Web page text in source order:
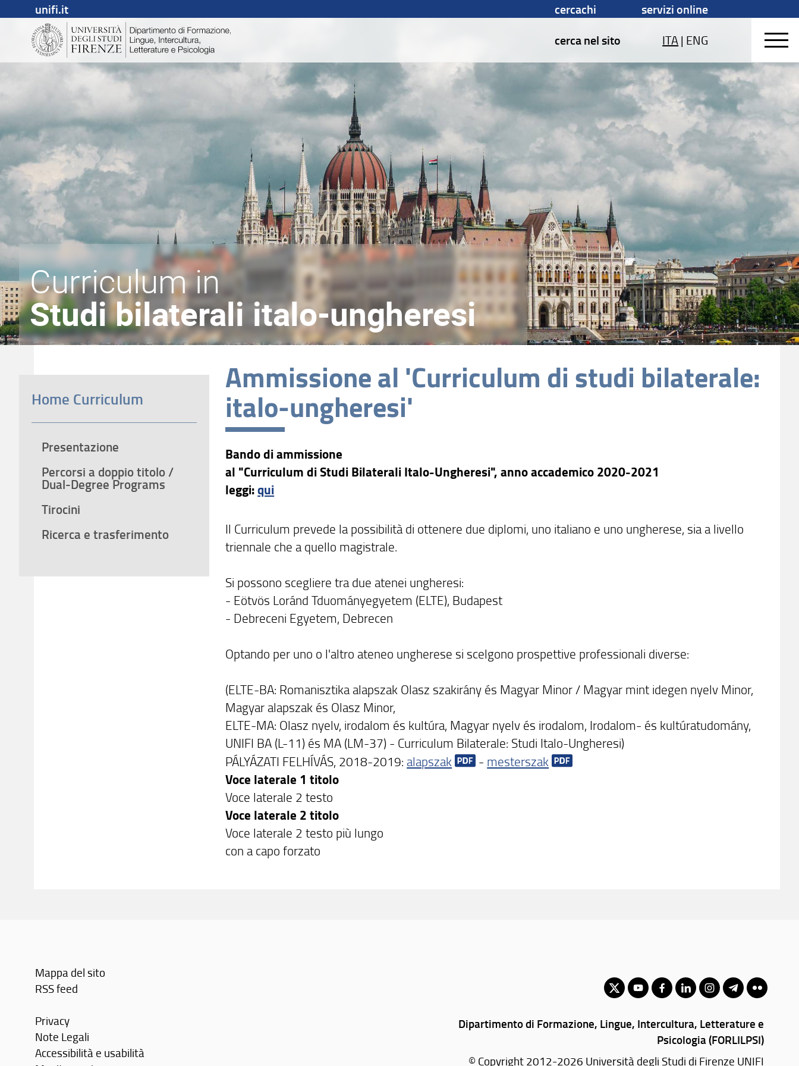
unifi.it cercachi
servizi online
cerca nel sito
ITA| ENG
Curriculum in
Studi bilaterali italo-ungheresi
Ammissione al 'Curriculum di studi bilaterale:
italo-ungheresi'
Bando di ammissione
al "Curriculum di Studi Bilaterali Italo-Ungheresi", anno accademico 2020-2021
leggi:qui
Il Curriculum prevede la possibilità di ottenere due diplomi, uno italiano e uno ungherese, sia a livello
triennale che a quello magistrale.
Si possono scegliere tra due atenei ungheresi:
- Eötvös Loránd Tduományegyetem (ELTE), Budapest
- Debreceni Egyetem, Debrecen
Optando per uno o l'altro ateneo ungherese si scelgono prospettive professionali diverse:
(ELTE-BA: Romanisztika alapszak Olasz szakirány és Magyar Minor / Magyar mint idegen nyelv Minor,
Magyar alapszak és Olasz Minor,
ELTE-MA: Olasz nyelv, irodalom és kultúra, Magyar nyelv és irodalom, Irodalom- és kultúratudomány,
UNIFI BA (L-11) és MA (LM-37) - Curriculum Bilaterale: Studi Italo-Ungheresi)
PÁLYÁZATI FELHÍVÁS, 2018-2019: alapszak - mesterszak
Voce laterale 1 titolo
Voce laterale 2 testo
Voce laterale 2 titolo
Voce laterale 2 testo più lungo
con a capo forzato
Home Curriculum
Presentazione
Percorsi a doppio titolo /
Dual-Degree Programs
Tirocini
Ricerca e trasferimento
Mappa del sito
RSS feed
Privacy
Note Legali
Accessibilità e usabilità
Dipartimento di Formazione, Lingue, Intercultura, Letterature e
Psicologia (FORLILPSI)
© Copyright 2012-2026 Università degli Studi di Firenze UNIFI